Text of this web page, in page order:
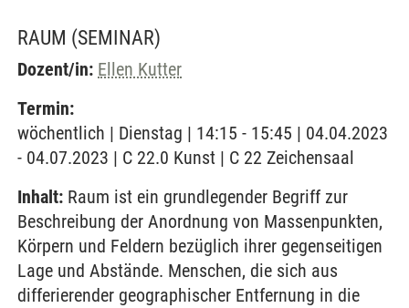
RAUM (SEMINAR)
Dozent/in: Ellen Kutter
Termin:
wöchentlich | Dienstag | 14:15 - 15:45 | 04.04.2023
- 04.07.2023 | C 22.0 Kunst | C 22 Zeichensaal
Inhalt: Raum ist ein grundlegender Begriff zur
Beschreibung der Anordnung von Massenpunkten,
Körpern und Feldern bezüglich ihrer gegenseitigen
Lage und Abstände. Menschen, die sich aus
differierender geographischer Entfernung in die